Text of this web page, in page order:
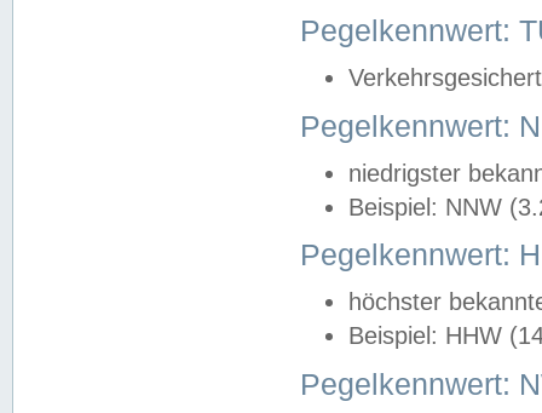
Pegelkennwert:
Pegelkennwert:
niedrigster
Beispiel: NNW
Pegelkennwert:
höchster
Beispiel: HHW
Pegelkennwert: